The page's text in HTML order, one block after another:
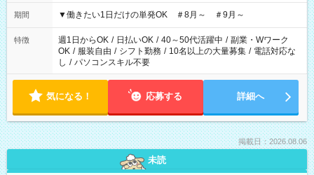
▼18:00～21:00
期間 ▼働きたい1日だけの単発OK ＃8月～ ＃9月～
特徴 週1日からOK / 日払いOK / 40～50代活躍中 / 副業・Wワーク
OK / 服装自由 / シフト勤務 / 10名以上の大量募集 / 電話対応な
し / パソコンスキル不要
気になる！ 応募する 詳細へ
掲載日：2026.08.06
未読